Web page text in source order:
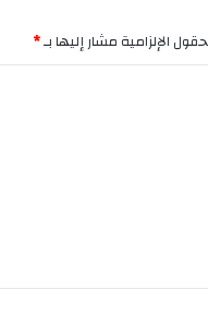
الإلزامية مشار إليها بـ*